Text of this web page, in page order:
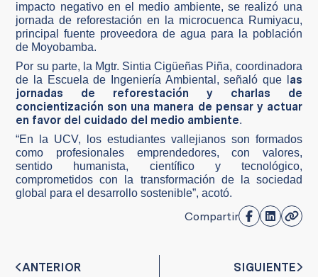
impacto negativo en el medio ambiente, se realizó una
jornada de reforestación en la microcuenca Rumiyacu,
principal fuente proveedora de agua para la población
de Moyobamba.
Por su parte, la Mgtr. Sintia Cigüeñas Piña, coordinadora
de la Escuela de Ingeniería Ambiental, señaló que l as
jornadas de reforestación y charlas de
concientización son una manera de pensar y actuar
en favor del cuidado del medio ambiente.
“En la UCV, los estudiantes vallejianos son formados
como profesionales emprendedores, con valores,
sentido humanista, científico y tecnológico,
comprometidos con la transformación de la sociedad
global para el desarrollo sostenible”, acotó.
Compartir
ANTERIOR SIGUIENTE